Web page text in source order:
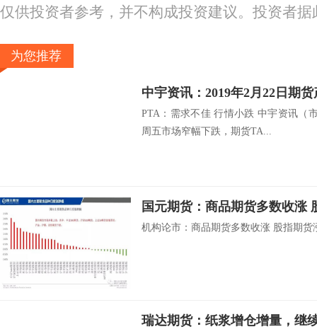
仅供投资者参考，并不构成投资建议。投资者
为您推荐
中宇资讯：2019年2月22日期
PTA：需求不佳 行情小跌 中宇资讯（
周五市场窄幅下跌，期货TA...
国元期货：商品期货多数收涨
机构论市：商品期货多数收涨 股指期货
瑞达期货：纸浆增仓增量，继